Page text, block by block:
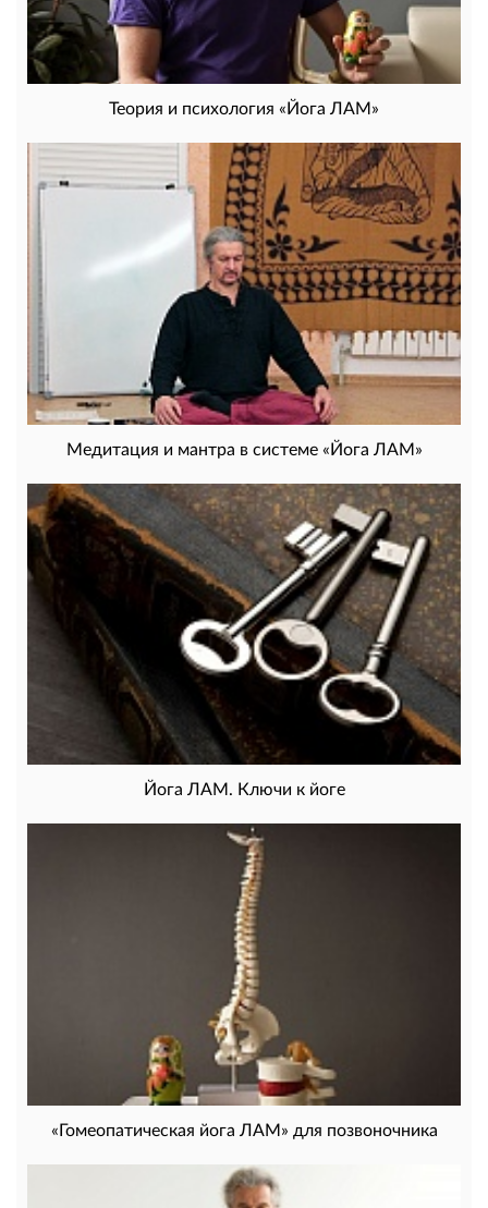
Теория и психология «Йога ЛАМ»
Медитация и мантра в системе «Йога ЛАМ»
Йога ЛАМ. Ключи к йоге
«Гомеопатическая йога ЛАМ» для позвоночника